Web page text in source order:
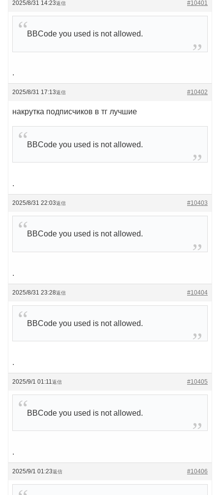
2025/8/31 14:23 #10401
返信
BBCode you used is not allowed.
.
2025/8/31 17:13 #10402
返信
накрутка подписчиков в тг лучшие
BBCode you used is not allowed.
.
2025/8/31 22:03 #10403
返信
BBCode you used is not allowed.
.
2025/8/31 23:28 #10404
返信
BBCode you used is not allowed.
.
2025/9/1 01:11 #10405
返信
BBCode you used is not allowed.
.
2025/9/1 01:23 #10406
返信